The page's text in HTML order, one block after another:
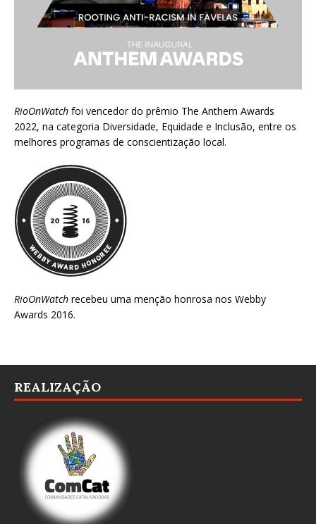
RioOnWatch foi vencedor do prêmio The Anthem Awards
2022, na categoria Diversidade, Equidade e Inclusão, entre os
melhores programas de conscientização local.
RioOnWatch recebeu uma menção honrosa nos Webby
Awards 2016.
REALIZAÇÃO